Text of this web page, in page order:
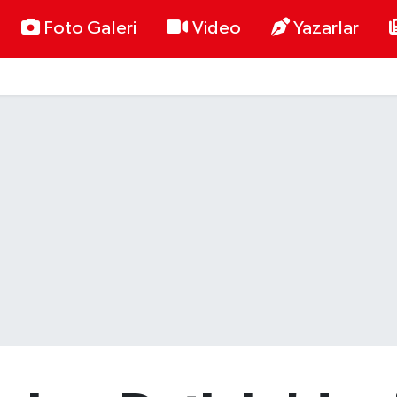
Foto Galeri Video Yazarlar